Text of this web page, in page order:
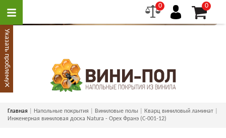
0 0
Главная Напольные покрытия Виниловые полы
Кварц виниловый ламинат
Инженерная виниловая доска Natura - Орех Франэ (C-001-12)
Указать проблему
×